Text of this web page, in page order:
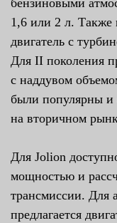
бензиновыми
1,6 или 2 л. Также
двигатель с
Для II поколения
с наддувом
были популярны и
на вторичном
Для Jolion
мощностью и
трансмиссии. Для
предлагается